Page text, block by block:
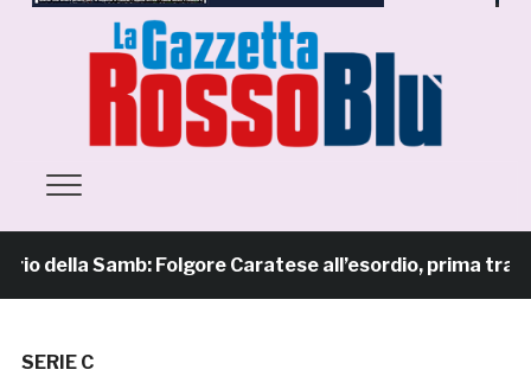
Samb: Folgore Caratese all’esordio, prima
SERIE C